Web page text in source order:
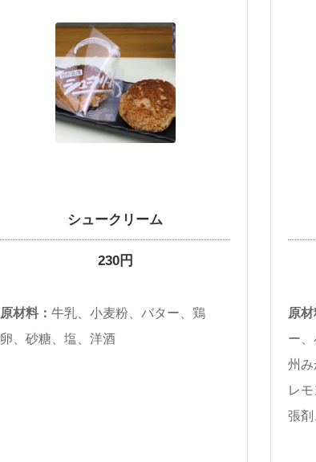
シュークリーム
230円
原材料： 牛乳、小麦粉、バター、鶏
卵、砂糖、塩、洋酒
原
ー
州み
レ
張